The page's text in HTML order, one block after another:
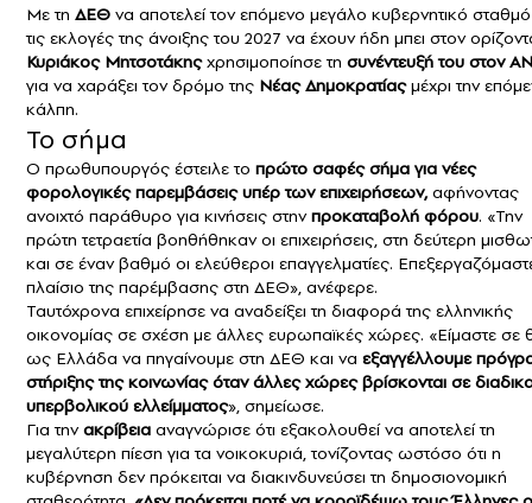
Με τη ΔΕΘ να αποτελεί τον επόμενο μεγάλο κυβερνητικό
τις εκλογές της άνοιξης του 2027 να έχουν ήδη μπει στον
Κυριάκος Μητσοτάκηςχρησιμοποίησε τη συνέντευξή του στον
για να χαράξει τον δρόμο της Νέας Δημοκρατίας μέχρι την
κάλπη.
Το σήμα
Ο πρωθυπουργός έστειλε το πρώτο σαφές σήμα για νέες
φορολογικές παρεμβάσεις υπέρ των επιχειρήσεων,αφήνοντας
ανοιχτό παράθυρο για κινήσεις στηνπροκαταβολή φόρου. «Την
πρώτη τετραετία βοηθήθηκαν οι επιχειρήσεις, στη δεύτερη
και σε έναν βαθμό οι ελεύθεροι επαγγελματίες.
πλαίσιο της παρέμβασης στη ΔΕΘ», ανέφερε.
Ταυτόχρονα επιχείρησε να αναδείξει τη διαφορά της ελληνικής
οικονομίας σε σχέση με άλλες ευρωπαϊκές χώρες. «Είμαστε σε
ως Ελλάδα να πηγαίνουμε στη ΔΕΘ και να εξαγγέλλουμε
στήριξης της κοινωνίας όταν άλλες χώρες βρίσκονται σε
υπερβολικού ελλείμματος», σημείωσε.
Για τηνακρίβεια αναγνώρισε ότι εξακολουθεί να αποτελεί τη
μεγαλύτερη πίεση για τα νοικοκυριά, τονίζοντας ωστόσο ότι η
κυβέρνηση δεν πρόκειται να διακινδυνεύσει τη δημοσιονομική